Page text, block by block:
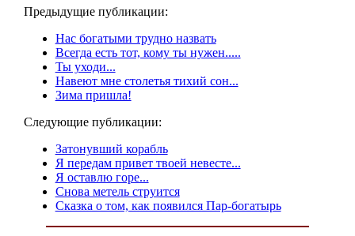
Предыдущие публикации:
Нас богатыми трудно назвать
Всегда есть тот, кому ты нужен.....
Ты уходи...
Навеют мне столетья тихий сон...
Зима пришла!
Следующие публикации:
Затонувший корабль
Я передам привет твоей невесте...
Я оставлю горе...
Снова метель струится
Сказка о том, как появился Пар-богатырь